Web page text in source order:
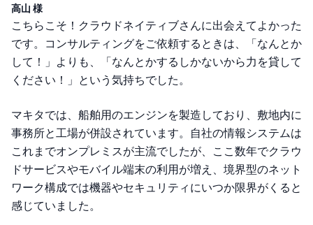
高山 様
こちらこそ！クラウドネイティブさんに出会えてよかった
です。コンサルティングをご依頼するときは、「なんとか
して！」よりも、「なんとかするしかないから力を貸して
ください！」という気持ちでした。
マキタでは、船舶用のエンジンを製造しており、敷地内に
事務所と工場が併設されています。自社の情報システムは
これまでオンプレミスが主流でしたが、ここ数年でクラウ
ドサービスやモバイル端末の利用が増え、境界型のネット
ワーク構成では機器やセキュリティにいつか限界がくると
感じていました。